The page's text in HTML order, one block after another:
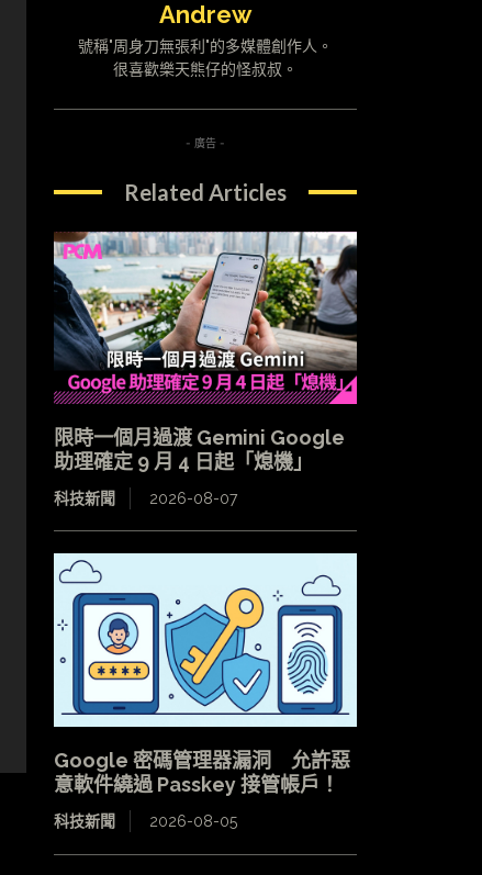
Andrew
號稱"周身刀無張利"的多媒體創作人。
很喜歡樂天熊仔的怪叔叔。
- 廣告 -
Related Articles
限時一個月過渡 Gemini Google
助理確定 9 月 4 日起「熄機」
科技新聞 2026-08-07
Google 密碼管理器漏洞 允許惡
意軟件繞過 Passkey 接管帳戶！
科技新聞 2026-08-05